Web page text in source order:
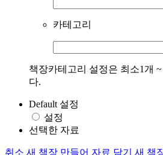
카테고리
책장카테고리 설정은 최소1개
다.
Default 설정
설정
선택한 자료
취소 새 책장 만들어 자료 담기 새 책